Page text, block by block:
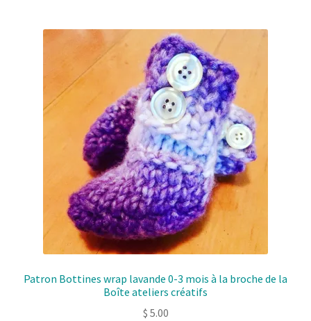
Patron Bottines wrap lavande 0-3 mois à la broche de la
Boîte ateliers créatifs
$ 5.00